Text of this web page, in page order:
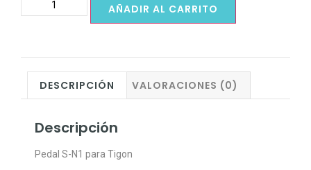
AÑADIR AL CARRITO
DESCRIPCIÓN VALORACIONES (0)
Descripción
Pedal S-N1 para Tigon